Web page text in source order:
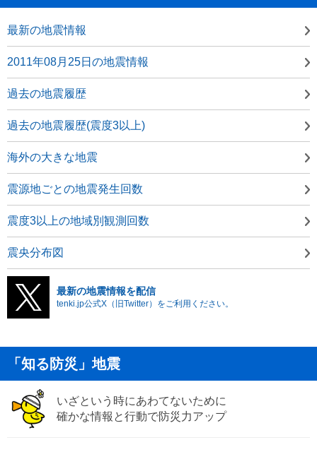
最新の地震情報
2011年08月25日の地震情報
過去の地震履歴
過去の地震履歴(震度3以上)
海外の大きな地震
震源地ごとの地震発生回数
震度3以上の地域別観測回数
震央分布図
最新の地震情報を配信
tenki.jp公式X（旧Twitter）をご利用ください。
「知る防災」地震
いざという時にあわてないために
確かな情報と行動で防災力アップ